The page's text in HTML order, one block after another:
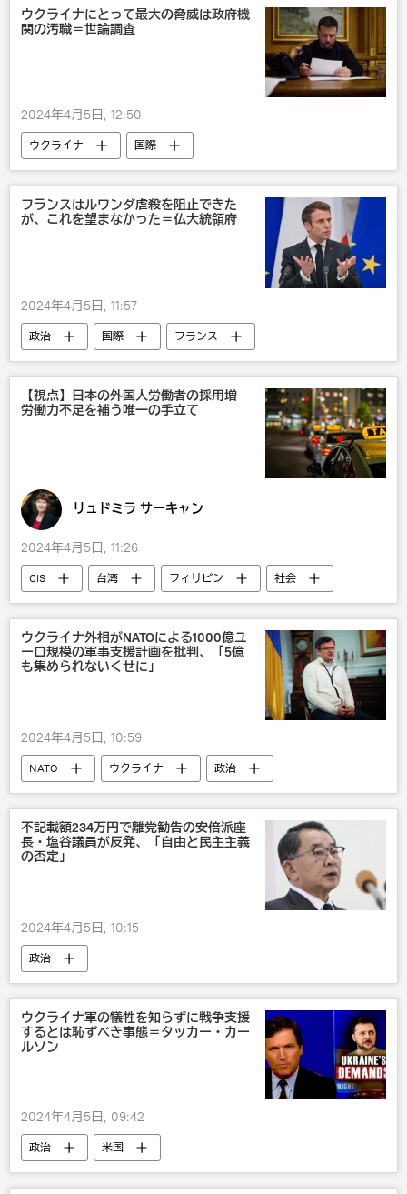
ウクライナにとって最大の脅威は政府機
関の汚職＝世論調査
2024年4月5日, 12:50
ウクライナ 国際
フランスはルワンダ虐殺を阻止できた
が、これを望まなかった＝仏大統領府
2024年4月5日, 11:57
政治 国際
フランス
アフリカ
【視点】日本の外国人労働者の採用増
労働力不足を補う唯一の手立て
リュドミラ サーキャン
2024年4月5日, 11:26
CIS 台湾 フィリピン 社会
ウクライナ外相がNATOによる1000億ユ
ーロ規模の軍事支援計画を批判、「5億
も集められないくせに」
2024年4月5日, 10:59
NATO ウクライナ
政治
国際
不記載額234万円で離党勧告の安倍派座
長・塩谷議員が反発、「自由と民主主義
の否定」
2024年4月5日, 10:15
政治
ウクライナ軍の犠牲を知らずに戦争支援
するとは恥ずべき事態＝タッカー・カー
ルソン
2024年4月5日, 09:42
政治
米国
ウォロディミル・ゼレンスキー